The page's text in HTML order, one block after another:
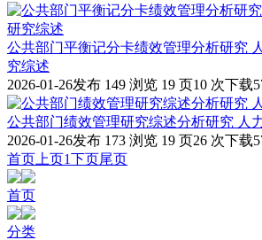
公共部门平衡记分卡绩效管理分析研究
究综述
2026-01-26发布 149 浏览 19 页10 次下载
公共部门绩效管理研究综述分析研究 人
2026-01-26发布 173 浏览 19 页26 次下载
首页 上页1下页尾页
首页
分类